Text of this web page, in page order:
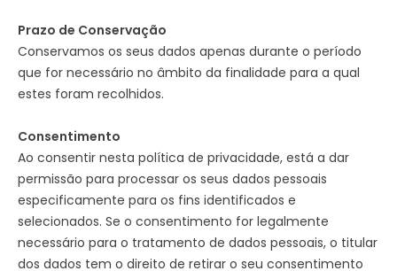
Prazo de Conservação
Conservamos os seus dados apenas durante o período
que for necessário no âmbito da finalidade para a qual
estes foram recolhidos.
Consentimento
Ao consentir nesta política de privacidade, está a dar
permissão para processar os seus dados pessoais
especificamente para os fins identificados e
selecionados. Se o consentimento for legalmente
necessário para o tratamento de dados pessoais, o titular
dos dados tem o direito de retirar o seu consentimento